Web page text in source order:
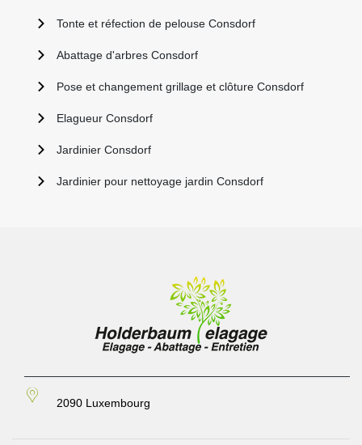
Tonte et réfection de pelouse Consdorf
Abattage d'arbres Consdorf
Pose et changement grillage et clôture Consdorf
Elagueur Consdorf
Jardinier Consdorf
Jardinier pour nettoyage jardin Consdorf
2090 Luxembourg